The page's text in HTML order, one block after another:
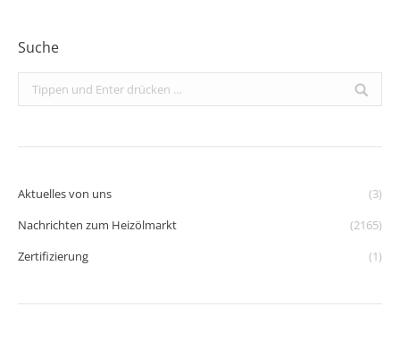
Suche
Search:
Aktuelles von uns
(3)
Nachrichten zum Heizölmarkt
(2165)
Zertifizierung
(1)